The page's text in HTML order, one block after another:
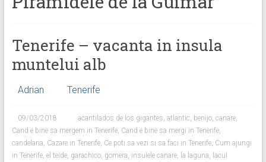
Tenerife – vacanta in insula
muntelui alb
Adrian Tenerife
09/03/2018 acantilados de los gigantes, atlantic, benijo, canare,
Cand e bine sa mergem in Tenerife, Cand e bine sa mergi in Tenerife,
candelaria, Cazare in Tenerife, Ce poti sa vezi si sa faci in Tenerife, Cum ajungi
in Tenerife, el teide, garachico, gomera, insulele canare, la laguna, lacul